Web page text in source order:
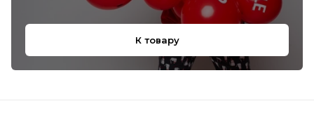
К товару